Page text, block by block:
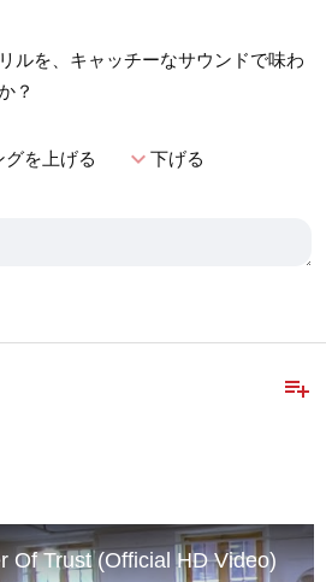
ルを、キャッチーなサウンドで味わ
？
グを上げる expand_more下げる
playlist_add
Of Trust (Official HD Video)